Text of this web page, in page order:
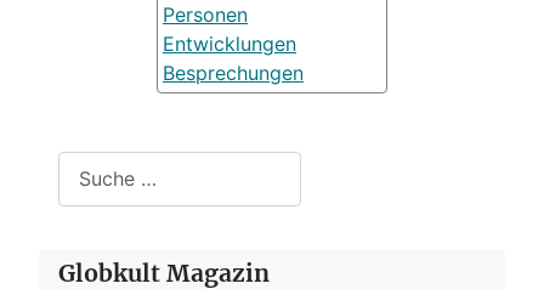
Personen
Entwicklungen
Besprechungen
Globkult Magazin